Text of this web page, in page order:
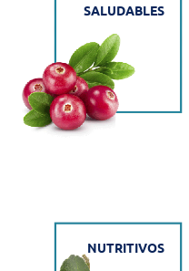
SALUDABLES
NUTRITIVOS